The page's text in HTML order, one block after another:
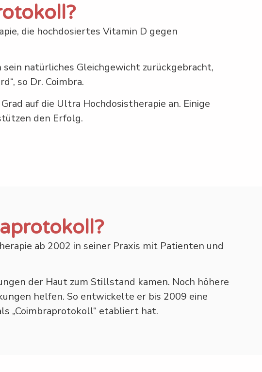
die hochdosiertes Vitamin D gegen
natürliches Gleichgewicht zurückgebracht,
so Dr. Coimbra.
auf die Ultra Hochdosistherapie an. Einige
den Erfolg.
ab 2002 in seiner Praxis mit Patienten und
der Haut zum Stillstand kamen. Noch höhere
helfen. So entwickelte er bis 2009 eine
„Coimbraprotokoll“ etabliert hat.